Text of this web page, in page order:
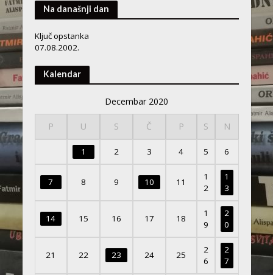
Na današnji dan
Ključ opstanka
07.08.2002.
Kalendar
Decembar 2020
P U S Č P S N
1 2 3 4 5 6
7 8 9 10 11
1
2
1
3
14 15 16 17 18
1
9
2
0
21 22 23 24 25
2
6
2
7